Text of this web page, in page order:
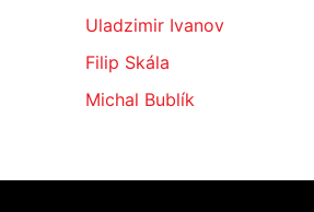
Uladzimir Ivanov
Filip Skála
Michal Bublík